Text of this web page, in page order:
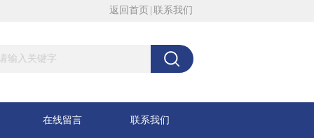
返回首页 联系我们
在线留言 联系我们